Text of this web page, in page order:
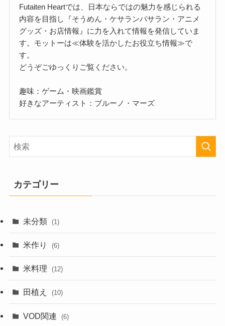
Futaiten Heartでは、日本ならではの魅力を感じられる
内容を目指し『そうめん・ケサランパサラン・アニメ
グッズ・お店情報』に力を入れて情報を発信していま
す。モットーは≪体験を活かしたお役立ち情報≫で
す。
どうぞごゆっくりご覧ください。
趣味：ゲーム・映画鑑賞
好きなアーティスト：ブルーノ・マーズ
カテゴリー
未分類 (1)
米作り (6)
米料理 (12)
田植え (10)
VOD関連 (6)